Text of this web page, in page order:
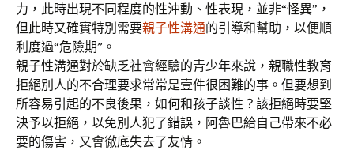
力，此時出現不同程度的性沖動、性表現，並非“怪異”，
但此時又確實特別需要親子性溝通的引導和幫助，以便順
利度過“危險期”。
親子性溝通對於缺乏社會經驗的青少年來說，親職性教育
拒絕別人的不合理要求常常是壹件很困難的事。但要想到
所容易引起的不良後果，如何和孩子談性？該拒絕時要堅
決予以拒絕，以免別人犯了錯誤，阿魯巴給自己帶來不必
要的傷害，又會徹底失去了友情。